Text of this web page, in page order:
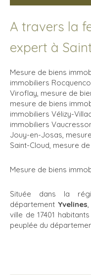
A travers la
expert à
Mesure de biens
immobiliers
Viroflay, mesure de
mesure de biens
immobiliers Vélizy-
immobiliers
Jouy-en-Josas,
Saint-Cloud, mesure
Mesure de biens
Située dans la
départementYvelines,
ville de 17401
peuplée du